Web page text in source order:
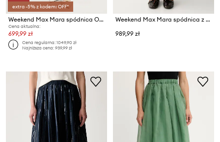
extra -5% z kodem: OFF*
Weekend Max Mara spódnica OCCHIO
Cena aktualna:
699,99 zł
Cena regularna:1049,90 zł
Najniższa cena:939,99 zł
Weekend Max Mara spódnica z bawełną WKDALPACA
989,99 zł